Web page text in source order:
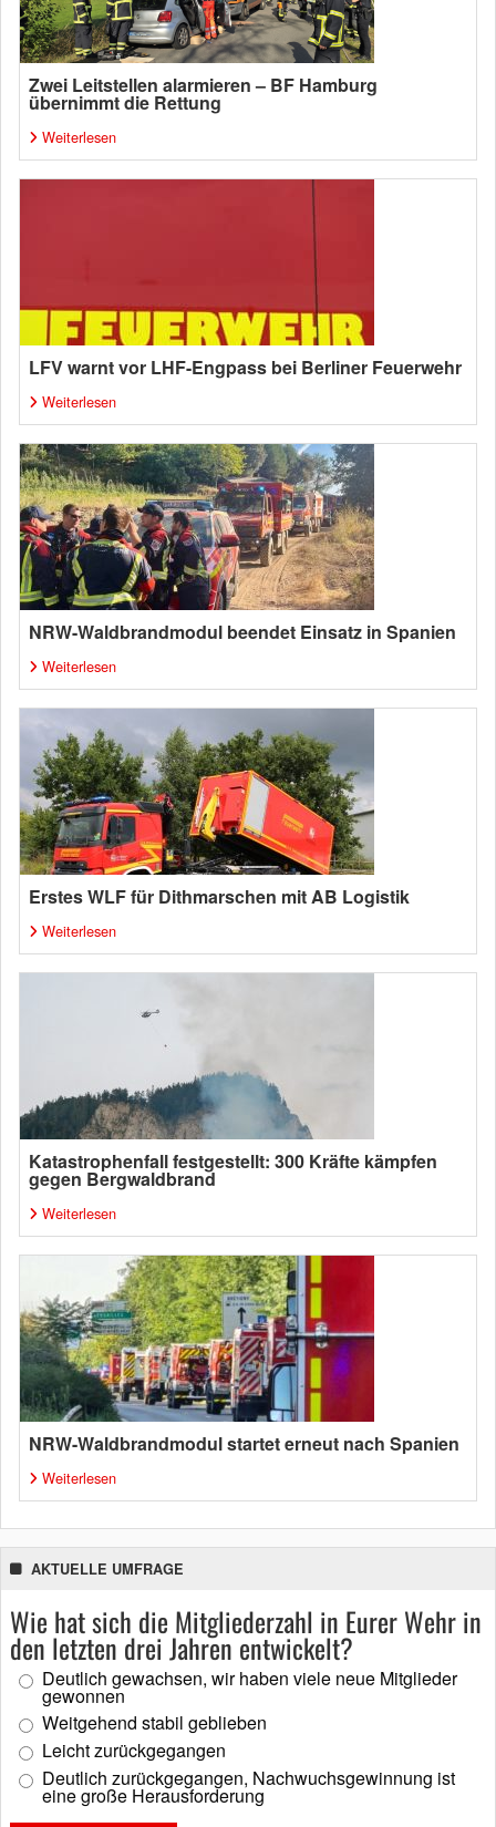
Zwei Leitstellen alarmieren – BF Hamburg
übernimmt die Rettung
Weiterlesen
LFV warnt vor LHF-Engpass bei Berliner Feuerwehr
Weiterlesen
NRW-Waldbrandmodul beendet Einsatz in Spanien
Weiterlesen
Erstes WLF für Dithmarschen mit AB Logistik
Weiterlesen
Katastrophenfall festgestellt: 300 Kräfte kämpfen
gegen Bergwaldbrand
Weiterlesen
NRW-Waldbrandmodul startet erneut nach Spanien
Weiterlesen
AKTUELLE UMFRAGE
Wie hat sich die Mitgliederzahl in Eurer Wehr in
den letzten drei Jahren entwickelt?
Deutlich gewachsen, wir haben viele neue Mitglieder
gewonnen
Weitgehend stabil geblieben
Leicht zurückgegangen
Deutlich zurückgegangen, Nachwuchsgewinnung ist
eine große Herausforderung